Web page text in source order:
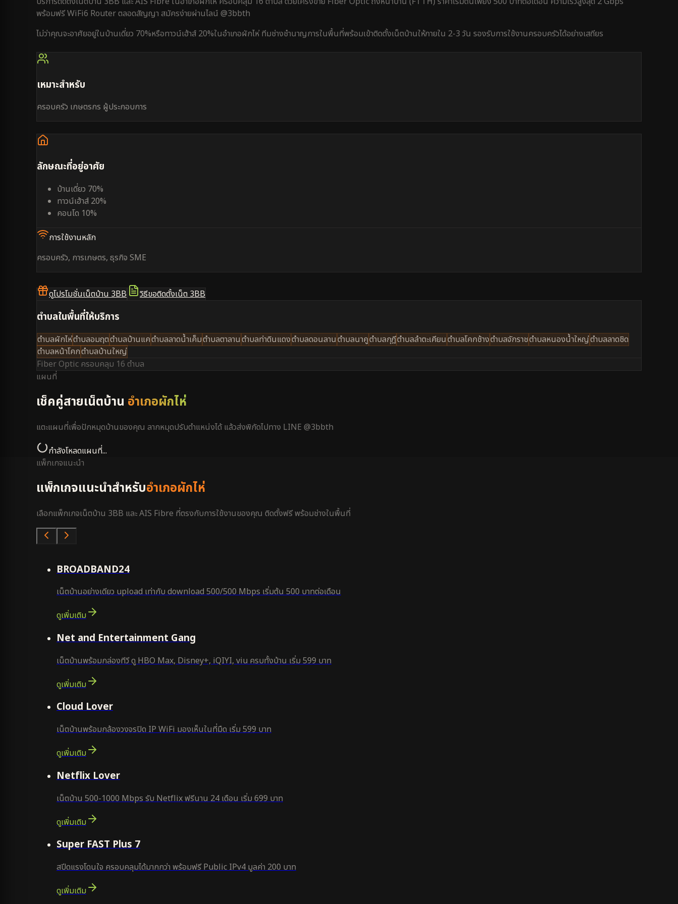
พร้อมฟรี WiFi6 Router ตลอดสัญญา สมัครง่ายผ่านไลน์ @3bbth
ไม่ว่าคุณจะอาศัยอยู่ในบ้านเดี่ยว 70%หรือทาวน์เฮ้าส์ 20%ในอำเภอผักไห่ ทีมช่างชำนาญการในพื้นที่พร้อมเข้าติดตั้งเน็ตบ้านให้ภายใน 2-3 วัน รองรับการใช้งานครอบครัวได้อย่างเสถียร
เหมาะสำหรับ
ครอบครัว เกษตรกร ผู้ประกอบการ
ลักษณะที่อยู่อาศัย
บ้านเดี่ยว 70%
ทาวน์เฮ้าส์ 20%
คอนโด 10%
การใช้งานหลัก
ครอบครัว, การเกษตร, ธุรกิจ SME
ดูโปรโมชั่นเน็ตบ้าน 3BB วิธีขอติดตั้งเน็ต 3BB
ตำบลในพื้นที่ให้บริการ
ตำบลผักไห่ตำบลอมฤตตำบลบ้านแคตำบลลาดน้ำเค็มตำบลตาลานตำบลท่าดินแดงตำบลดอนลานตำบลนาคูตำบลกุฎีตำบลลำตะเคียนตำบลโคกช้างตำบลจักราชตำบลหนองน้ำใหญ่ตำบลลาดชิด
ตำบลหน้าโคกตำบลบ้านใหญ่
Fiber Optic ครอบคลุม 16 ตำบล
แผนที่
เช็คคู่สายเน็ตบ้าน อำเภอผักไห่
แตะแผนที่เพื่อปักหมุดบ้านของคุณ ลากหมุดปรับตำแหน่งได้ แล้วส่งพิกัดไปทาง LINE @3bbth
กำลังโหลดแผนที่...
แพ็กเกจแนะนำ
แพ็กเกจแนะนำสำหรับอำเภอผักไห่
เลือกแพ็กเกจเน็ตบ้าน 3BB และ AIS Fibre ที่ตรงกับการใช้งานของคุณ ติดตั้งฟรี พร้อมช่างในพื้นที่
BROADBAND24
เน็ตบ้านอย่างเดียว upload เท่ากับ download 500/500 Mbps เริ่มต้น 500 บาทต่อเดือน
ดูเพิ่มเติม
Net and Entertainment Gang
เน็ตบ้านพร้อมกล่องทีวี ดู HBO Max, Disney+, iQIYI, viu ครบทั้งบ้าน เริ่ม 599 บาท
ดูเพิ่มเติม
Cloud Lover
เน็ตบ้านพร้อมกล้องวงจรปิด IP WiFi มองเห็นในที่มืด เริ่ม 599 บาท
ดูเพิ่มเติม
Netflix Lover
เน็ตบ้าน 500-1000 Mbps รับ Netflix ฟรีนาน 24 เดือน เริ่ม 699 บาท
ดูเพิ่มเติม
Super FAST Plus 7
สปีดแรงโดนใจ ครอบคลุมได้มากกว่า พร้อมฟรี Public IPv4 มูลค่า 200 บาท
ดูเพิ่มเติม